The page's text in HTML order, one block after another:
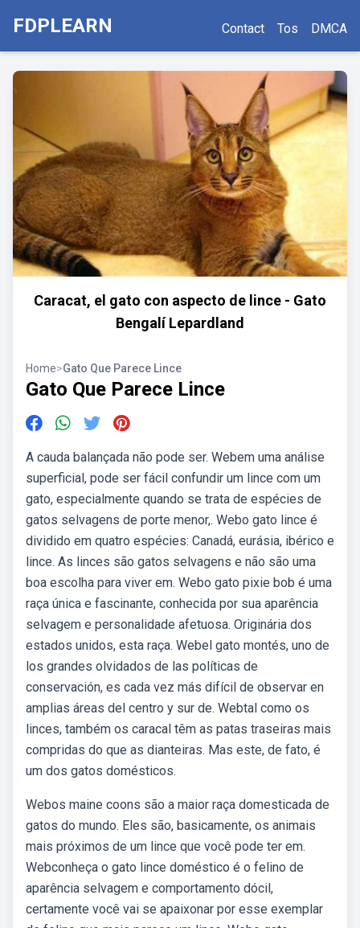
FDPLEARN Contact Tos DMCA
Caracat, el gato con aspecto de lince - Gato
Bengalí Lepardland
Home>Gato Que Parece Lince
Gato Que Parece Lince
A cauda balançada não pode ser. Webem uma análise
superficial, pode ser fácil confundir um lince com um
gato, especialmente quando se trata de espécies de
gatos selvagens de porte menor,. Webo gato lince é
dividido em quatro espécies: Canadá, eurásia, ibérico e
lince. As linces são gatos selvagens e não são uma
boa escolha para viver em. Webo gato pixie bob é uma
raça única e fascinante, conhecida por sua aparência
selvagem e personalidade afetuosa. Originária dos
estados unidos, esta raça. Webel gato montés, uno de
los grandes olvidados de las políticas de
conservación, es cada vez más difícil de observar en
amplias áreas del centro y sur de. Webtal como os
linces, também os caracal têm as patas traseiras mais
compridas do que as dianteiras. Mas este, de fato, é
um dos gatos domésticos.
Webos maine coons são a maior raça domesticada de
gatos do mundo. Eles são, basicamente, os animais
mais próximos de um lince que você pode ter em.
Webconheça o gato lince doméstico é o felino de
aparência selvagem e comportamento dócil,
certamente você vai se apaixonar por esse exemplar